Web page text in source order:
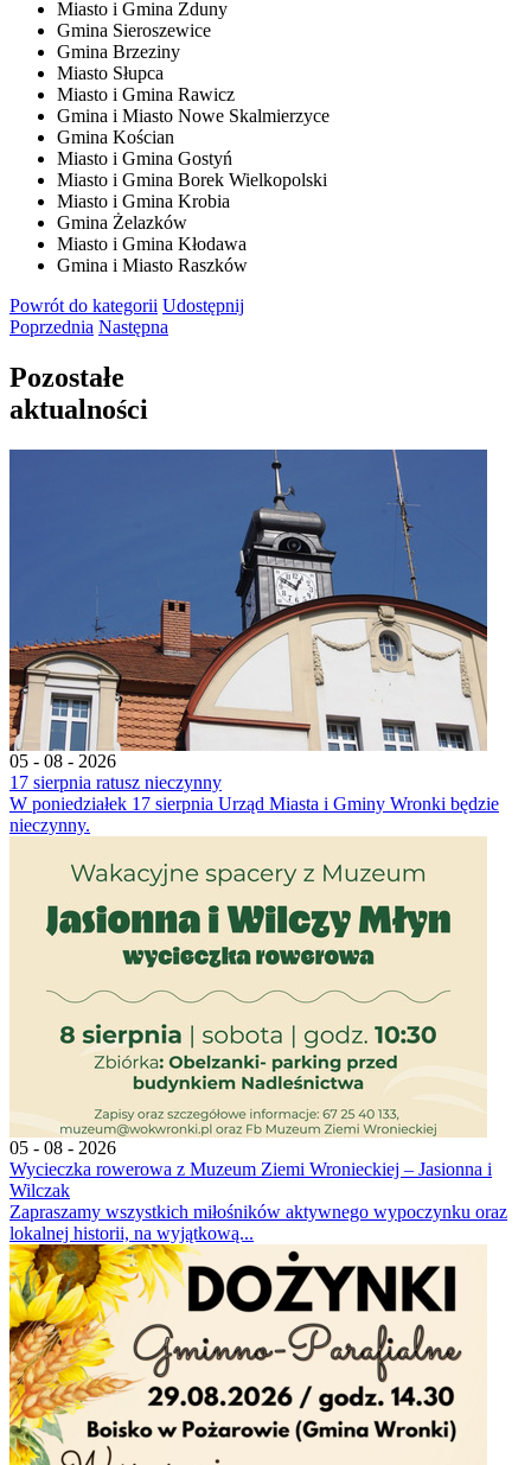
Miasto i Gmina Zduny
Gmina Sieroszewice
Gmina Brzeziny
Miasto Słupca
Miasto i Gmina Rawicz
Gmina i Miasto Nowe Skalmierzyce
Gmina Kościan
Miasto i Gmina Gostyń
Miasto i Gmina Borek Wielkopolski
Miasto i Gmina Krobia
Gmina Żelazków
Miasto i Gmina Kłodawa
Gmina i Miasto Raszków
Powrót do kategorii Udostępnij
Poprzednia Następna
Pozostałe
aktualności
05 - 08 - 2026
17 sierpnia ratusz nieczynny
W poniedziałek 17 sierpnia Urząd Miasta i Gminy Wronki będzie
nieczynny.
05 - 08 - 2026
Wycieczka rowerowa z Muzeum Ziemi Wronieckiej – Jasionna i
Wilczak
Zapraszamy wszystkich miłośników aktywnego wypoczynku oraz
lokalnej historii, na wyjątkową...